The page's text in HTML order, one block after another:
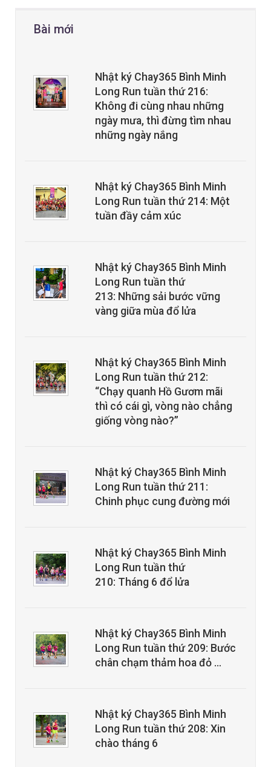
Bài mới
Nhật ký Chay365 Bình Minh
Long Run tuần thứ 216:
Không đi cùng nhau những
ngày mưa, thì đừng tìm nhau
những ngày nắng
Nhật ký Chay365 Bình Minh
Long Run tuần thứ 214: Một
tuần đầy cảm xúc
Nhật ký Chay365 Bình Minh
Long Run tuần thứ
213: Những sải bước vững
vàng giữa mùa đổ lửa
Nhật ký Chay365 Bình Minh
Long Run tuần thứ 212:
“Chạy quanh Hồ Gươm mãi
thì có cái gì, vòng nào chẳng
giống vòng nào?”
Nhật ký Chay365 Bình Minh
Long Run tuần thứ 211:
Chinh phục cung đường mới
Nhật ký Chay365 Bình Minh
Long Run tuần thứ
210: Tháng 6 đổ lửa
Nhật ký Chay365 Bình Minh
Long Run tuần thứ 209: Bước
chân chạm thảm hoa đỏ …
Nhật ký Chay365 Bình Minh
Long Run tuần thứ 208: Xin
chào tháng 6